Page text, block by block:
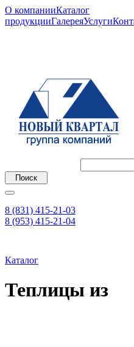
О компанииКаталог
продукцииГалереяУслуги
8 (831) 415-21-03
8 (953) 415-21-04
Каталог
Теплицы из